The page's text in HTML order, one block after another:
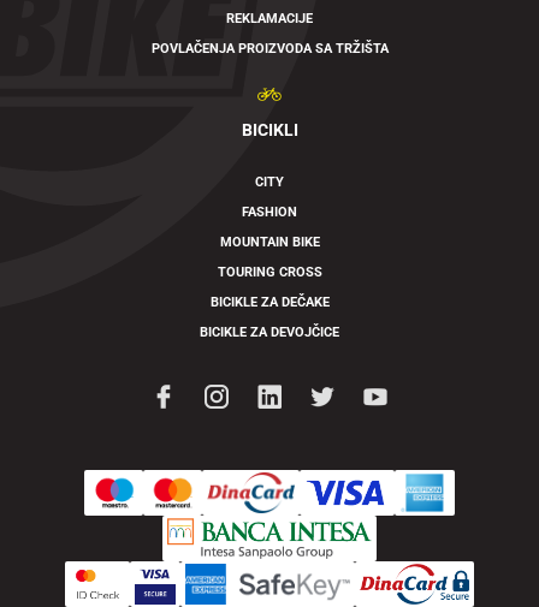
REKLAMACIJE
POVLAČENJA PROIZVODA SA TRŽIŠTA
BICIKLI
CITY
FASHION
MOUNTAIN BIKE
TOURING CROSS
BICIKLE ZA DEČAKE
BICIKLE ZA DEVOJČICE